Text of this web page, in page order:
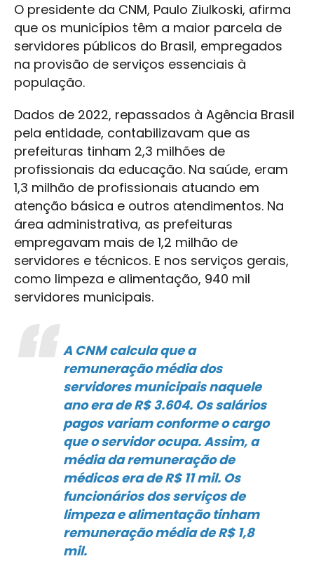
O presidente da CNM, Paulo Ziulkoski, afirma
que os municípios têm a maior parcela de
servidores públicos do Brasil, empregados
na provisão de serviços essenciais à
população.
Dados de 2022, repassados à Agência Brasil
pela entidade, contabilizavam que as
prefeituras tinham 2,3 milhões de
profissionais da educação. Na saúde, eram
1,3 milhão de profissionais atuando em
atenção básica e outros atendimentos. Na
área administrativa, as prefeituras
empregavam mais de 1,2 milhão de
servidores e técnicos. E nos serviços gerais,
como limpeza e alimentação, 940 mil
servidores municipais.
A CNM calcula que a
remuneração média dos
servidores municipais naquele
ano era de R$ 3.604. Os salários
pagos variam conforme o cargo
que o servidor ocupa. Assim, a
média da remuneração de
médicos era de R$ 11 mil. Os
funcionários dos serviços de
limpeza e alimentação tinham
remuneração média de R$ 1,8
mil.